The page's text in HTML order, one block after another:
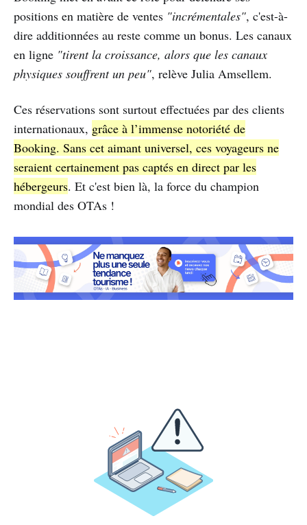
positions en matière de ventes "incrémentales", c'est-à-
dire additionnées au reste comme un bonus. Les canaux
en ligne "tirent la croissance, alors que les canaux
physiques souffrent un peu", relève Julia Amsellem.
Ces réservations sont surtout effectuées par des clients
internationaux, grâce à l’immense notoriété de
Booking. Sans cet aimant universel, ces voyageurs ne
seraient certainement pas captés en direct par les
hébergeurs. Et c'est bien là, la force du champion
mondial des OTAs !